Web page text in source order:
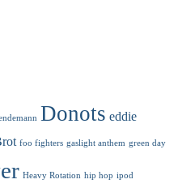
Donots eddie
foo fighters gaslight anthem green day
Heavy Rotation hip hop ipod